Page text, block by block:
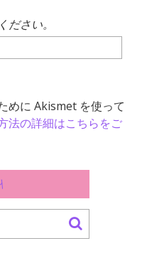
さい。
めに Akismet を使って
法の詳細はこちらをご